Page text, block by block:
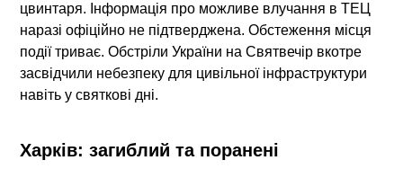
цвинтаря. Інформація про можливе влучання в ТЕЦ
наразі офіційно не підтверджена. Обстеження місця
події триває. Обстріли України на Святвечір вкотре
засвідчили небезпеку для цивільної інфраструктури
навіть у святкові дні.
Харків: загиблий та поранені